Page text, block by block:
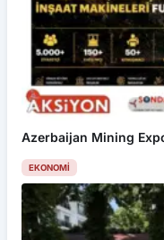
Azerbaijan Mining
EKONOMI